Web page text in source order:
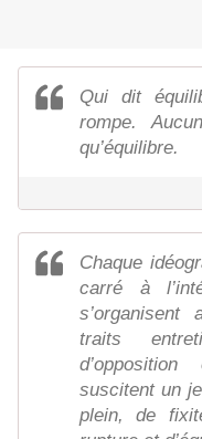
Qui dit
rompe.
qu’équilibre.
Chaque
carré à
s’organisent
traits
suscitent un
plein, de